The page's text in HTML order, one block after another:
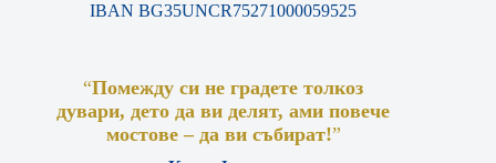
IBAN BG35UNCR75271000059525
“Помежду си не градете толкоз
дувари, дето да ви делят, ами повече
мостове – да ви събират!”